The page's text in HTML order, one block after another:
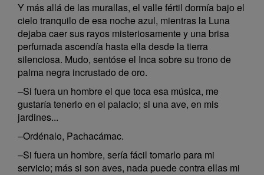
Y más allá de las murallas, el valle fértil dormía bajo el
cielo tranquilo de esa noche azul, mientras la Luna
dejaba caer sus rayos misteriosamente y una brisa
perfumada ascendía hasta ella desde la tierra
silenciosa. Mudo, sentóse el Inca sobre su trono de
palma negra incrustado de oro.
–Si fuera un hombre el que toca esa música, me
gustaría tenerlo en el palacio; si una ave, en mis
jardines...
–Ordénalo, Pachacámac.
–Si fuera un hombre, sería fácil tomarlo para mi
servicio; más si son aves, nada puede contra ellas mi